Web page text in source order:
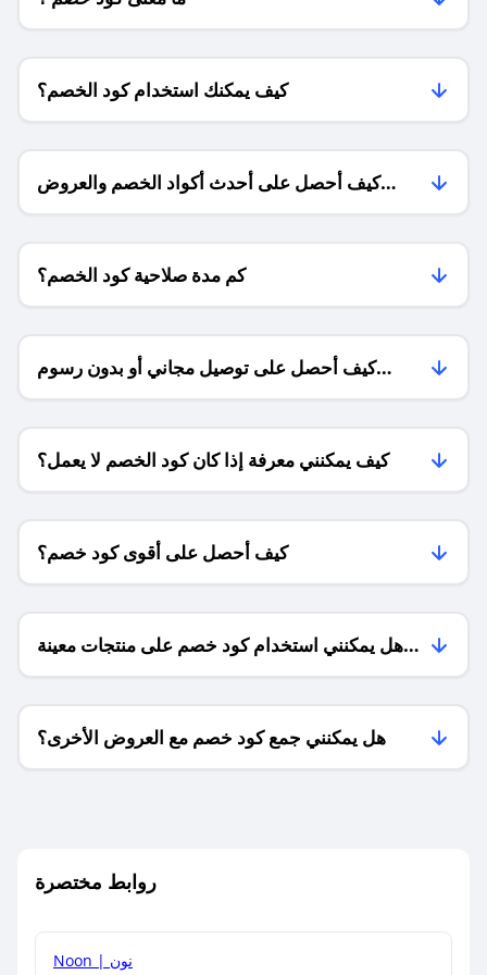
كيف يمكنك استخدام كود الخصم؟
كيف أحصل على أحدث أكواد الخصم والعروض
للمتاجر؟
كم مدة صلاحية كود الخصم؟
كيف أحصل على توصيل مجاني أو بدون رسوم
الشحن ؟
كيف يمكنني معرفة إذا كان كود الخصم لا يعمل؟
كيف أحصل على أقوى كود خصم؟
هل يمكنني استخدام كود خصم على منتجات معينة
فقط؟
هل يمكنني جمع كود خصم مع العروض الأخرى؟
روابط مختصرة
Noon | نون